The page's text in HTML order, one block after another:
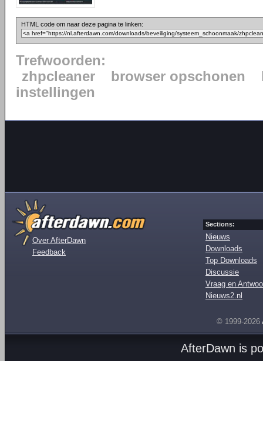
HTML code om naar deze pagina te linken:
Trefwoorden:
zhpcleaner
browser opschonen
instellingen
Over AfterDawn
Feedback
Sections:
Nieuws
Downloads
Top Downloads
Discussie
Vraag en
Nieuws2.nl
© 1999-2026
AfterDawn is